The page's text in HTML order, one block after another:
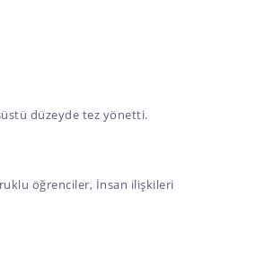
düzeyde tez yönetti.
öğrenciler, İnsan ilişkileri